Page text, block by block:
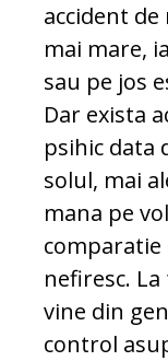
accident de
mai mare,
sau pe jos
Dar exista
psihic data
solul, mai
mana pe
comparatie
nefiresc.
vine din
control